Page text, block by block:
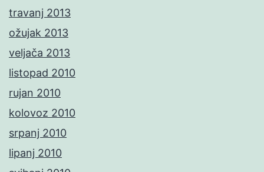
travanj 2013
ožujak 2013
veljača 2013
listopad 2010
rujan 2010
kolovoz 2010
srpanj 2010
lipanj 2010